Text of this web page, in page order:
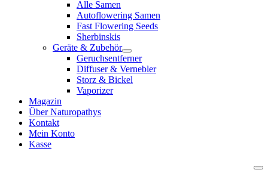
Alle Samen
Autoflowering Samen
Fast Flowering Seeds
Sherbinskis
Geräte & Zubehör
Geruchsentferner
Diffuser & Vernebler
Storz & Bickel
Vaporizer
Magazin
Über Naturopathys
Kontakt
Mein Konto
Kasse